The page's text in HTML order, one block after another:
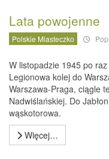
Lata powojenne
Polskie Miasteczko
W listopadzie 1945 po
Legionowa kolej do
Warszawa-Praga, ciągle
Nadwiślańskiej. Do
wąskotorowa.
Więcej…